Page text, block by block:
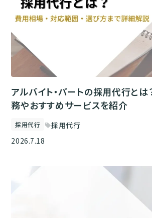
アルバイト・パートの採用代行とは
務やおすすめサービスを紹介
採用代行 sell採用代行
2026.7.18